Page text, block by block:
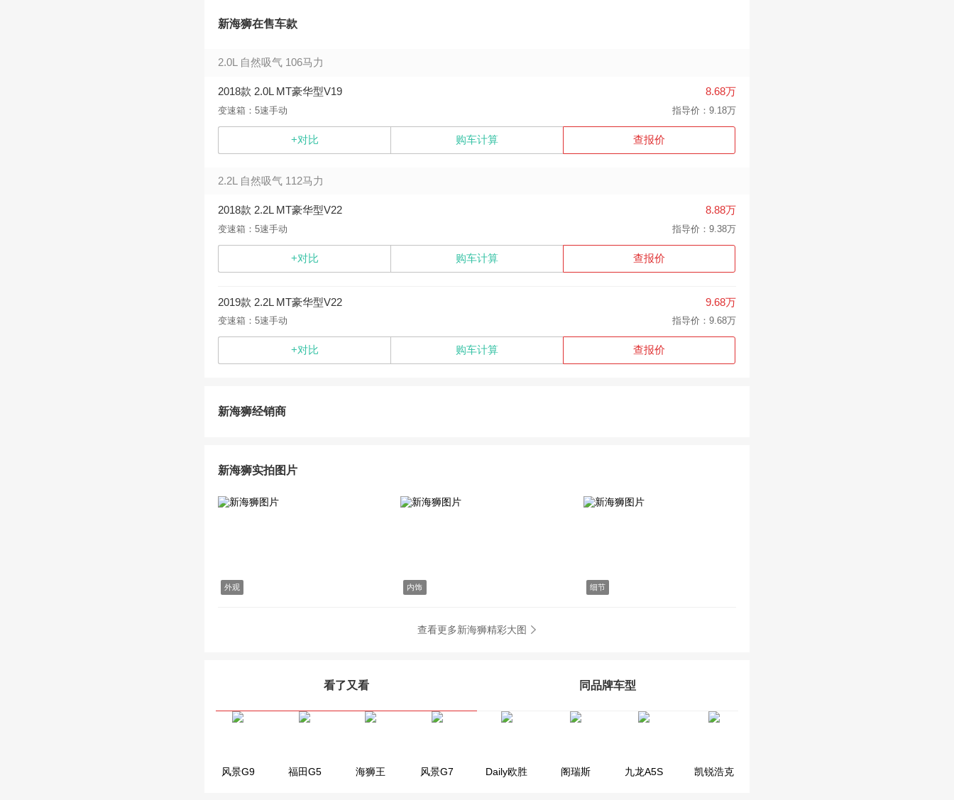
新海狮在售车款
2.0L 自然吸气 106马力
2018款 2.0L MT豪华型V19
变速箱：5速手动
8.68万
指导价：9.18万
+对比 购车计算 查报价
2.2L 自然吸气 112马力
2018款 2.2L MT豪华型V22
变速箱：5速手动
8.88万
指导价：9.38万
+对比 购车计算 查报价
2019款 2.2L MT豪华型V22
变速箱：5速手动
9.68万
指导价：9.68万
+对比 购车计算 查报价
新海狮经销商
新海狮实拍图片
外观 内饰 细节
查看更多新海狮精彩大图
看了又看 同品牌车型
风景G9 福田G5 海狮王 风景G7 Daily欧胜 阁瑞斯 九龙A5S 凯锐浩克
大海狮 小海狮 海狮王 金杯海狮 金杯F50 金杯快运